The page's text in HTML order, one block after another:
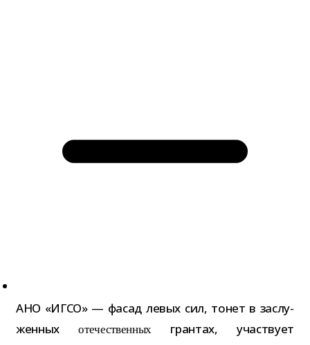
АНО «ИГСО» — фасад левых сил, тонет в заслу­
жен­ныхоте­че­ствен­ныхгран­тах, участ­вует